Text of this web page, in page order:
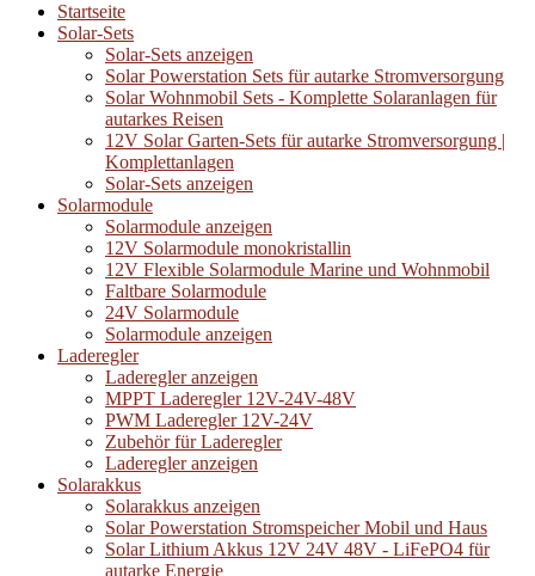
Startseite
Solar-Sets
Solar-Sets anzeigen
Solar Powerstation Sets für autarke Stromversorgung
Solar Wohnmobil Sets - Komplette Solaranlagen für
autarkes Reisen
12V Solar Garten-Sets für autarke Stromversorgung |
Komplettanlagen
Solar-Sets anzeigen
Solarmodule
Solarmodule anzeigen
12V Solarmodule monokristallin
12V Flexible Solarmodule Marine und Wohnmobil
Faltbare Solarmodule
24V Solarmodule
Solarmodule anzeigen
Laderegler
Laderegler anzeigen
MPPT Laderegler 12V-24V-48V
PWM Laderegler 12V-24V
Zubehör für Laderegler
Laderegler anzeigen
Solarakkus
Solarakkus anzeigen
Solar Powerstation Stromspeicher Mobil und Haus
Solar Lithium Akkus 12V 24V 48V - LiFePO4 für
autarke Energie